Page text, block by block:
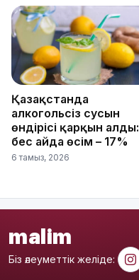
Қазақстанда
алкогольсіз сусын
өндірісі қарқын алды:
бес айда өсім – 17%
6 тамыз, 2026
malim
Біз әлеуметтік желіде: